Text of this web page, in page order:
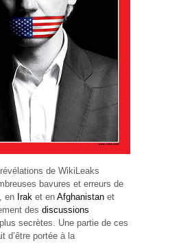
de WikiLeaks
bavures et erreurs de
en Irak et en Afghanistan et
des discussions
secrètes. Une partie de ces
d’être portée à la